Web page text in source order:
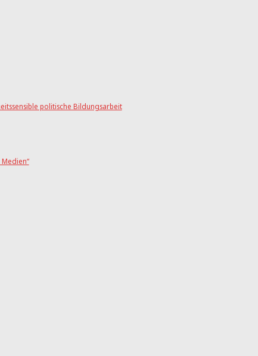
politische Bildungsarbeit